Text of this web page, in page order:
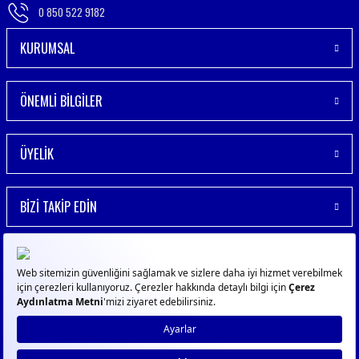
0 850 522 9182
KURUMSAL
ÖNEMLİ BİLGİLER
ÜYELİK
BİZİ TAKİP EDİN